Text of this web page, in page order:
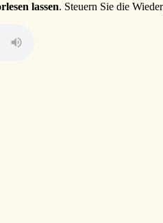
lassen. Steuern Sie die